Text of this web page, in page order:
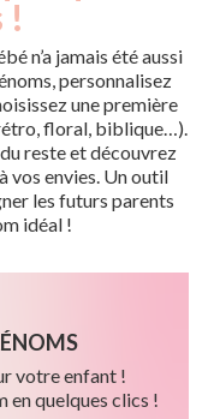
!
n’a jamais été aussi
personnalisez
une première
floral, biblique…).
reste et découvrez
vos envies. Un outil
les futurs parents
idéal !
votre enfant !
en quelques clics !